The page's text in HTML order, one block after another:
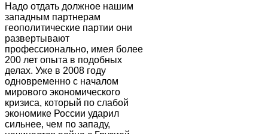
Надо отдать должное нашим
западным партнерам
геополитические партии они
развертывают
профессионально, имея более
200 лет опыта в подобных
делах. Уже в 2008 году
одновременно с началом
мирового экономического
кризиса, который по слабой
экономике России ударил
сильнее, чем по западу,